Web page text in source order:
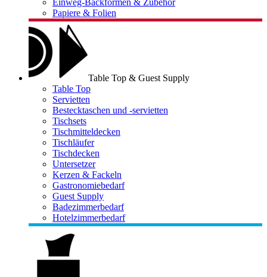
Einweg-Backformen & Zubehör
Papiere & Folien
Table Top & Guest Supply
Table Top
Servietten
Bestecktaschen und -servietten
Tischsets
Tischmitteldecken
Tischläufer
Tischdecken
Untersetzer
Kerzen & Fackeln
Gastronomiebedarf
Guest Supply
Badezimmerbedarf
Hotelzimmerbedarf